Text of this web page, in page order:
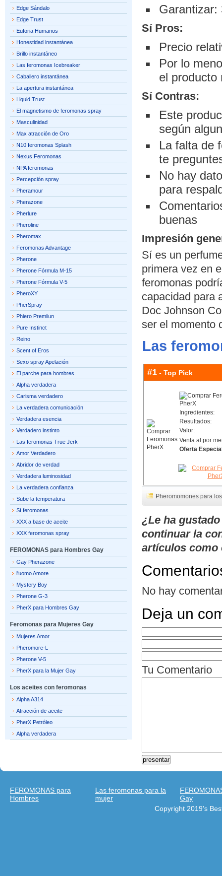
Garantizar:
Sí Pros:
Precio
Por lo
el producto
Sí Contras:
Este
según
La falta de
te
No hay
para
buenas
Impresión
Sí es un
primera vez en
feromonas
capacidad para
Doc Johnson
ser el momento
Las
#1 - Top Pick
Ingredientes:
Resultados:
Valor:
Venta al por
Oferta
Pheromomones para
¿Le ha
continuar la
artículos como
No hay
Deja un
Tu Comentario
Edge Sándalo
Edge Trust
Euforia Humanos
Honestidad instantánea
Brillo instantáneo
Las feromonas Icebreaker
Caballero instantánea
La apertura instantánea
Liquid Trust
El magnetismo de feromonas spray
Masculinidad
Max atracción de Oro
N10 feromonas Splash
Nexus Feromonas
NPA feromonas
Percepción spray
Pheramour
Pherazone
Pherlure
Pheroline
Pheromax
Feromonas Advantage
Pherone
Pherone Fórmula M-15
Pherone Fórmula V-5
PheroXY
PherSpray
Phiero Premiiun
Pure Instinct
Reino
Scent of Eros
Sexo spray Apelación
El parche para hombres
Alpha verdadera
Carisma verdadero
La verdadera comunicación
Verdadera esencia
Verdadero instinto
Las feromonas True Jerk
Amor Verdadero
Abridor de verdad
Verdadera luminosidad
La verdadera confianza
Sube la temperatura
Sí feromonas
XXX a base de aceite
XXX feromonas spray
FEROMONAS para Hombres Gay
Gay Pherazone
l'uomo Amore
Mystery Boy
Pherone G-3
PherX para Hombres Gay
Feromonas para Mujeres Gay
Mujeres Amor
Pheromore-L
Pherone V-5
PherX para la Mujer Gay
Los aceites con feromonas
Alpha A314
Atracción de aceite
PherX Petróleo
Alpha verdadera
FEROMONAS para
Hombres
Las feromonas para la
mujer
Gay
Copyright 2019's